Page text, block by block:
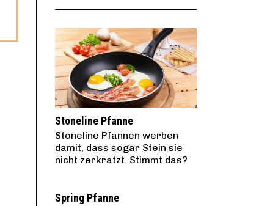
Stoneline Pfanne
Stoneline Pfannen werben
damit, dass sogar Stein sie
nicht zerkratzt. Stimmt das?
Spring Pfanne